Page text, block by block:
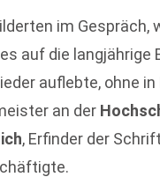
im Gespräch,
auf die
auflebte, ohne
an der
, Erfinder der